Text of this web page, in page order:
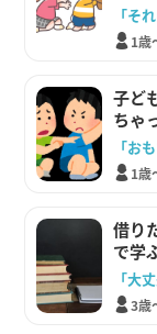
1歳
子ど
ちゃ
声を
1歳
借り
で学
切に
「大
3歳